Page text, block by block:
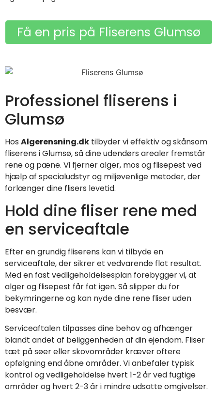
Få en pris på Fliserens Glumsø
Professionel fliserens i
Glumsø
Hos Algerensning.dk tilbyder vi effektiv og skånsom
fliserens i Glumsø, så dine udendørs arealer fremstår
rene og pæne. Vi fjerner alger, mos og flisepest ved
hjælp af specialudstyr og miljøvenlige metoder, der
forlænger dine flisers levetid.
Hold dine fliser rene med
en serviceaftale
Efter en grundig fliserens kan vi tilbyde en
serviceaftale, der sikrer et vedvarende flot resultat.
Med en fast vedligeholdelsesplan forebygger vi, at
alger og flisepest får fat igen. Så slipper du for
bekymringerne og kan nyde dine rene fliser uden
besvær.
Serviceaftalen tilpasses dine behov og afhænger
blandt andet af beliggenheden af din ejendom. Fliser
tæt på søer eller skovområder kræver oftere
opfølgning end åbne områder. Vi anbefaler typisk
kontrol og vedligeholdelse hvert 1-2 år ved fugtige
områder og hvert 2-3 år i mindre udsatte omgivelser.